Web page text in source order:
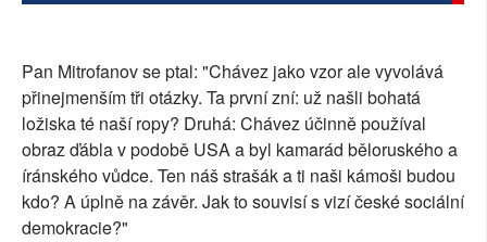
Pan Mitrofanov se ptal: "Chávez jako vzor ale vyvolává
přinejmenším tři otázky. Ta první zní: už našli bohatá
ložiska té naší ropy? Druhá: Chávez účinně používal
obraz ďábla v podobě USA a byl kamarád běloruského a
íránského vůdce. Ten náš strašák a ti naši kámoši budou
kdo? A úplně na závěr. Jak to souvisí s vizí české sociální
demokracie?"